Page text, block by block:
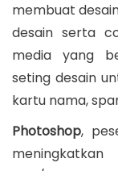
membuat
desain serta
media yang
seting desain
kartu nama,
Photoshop,